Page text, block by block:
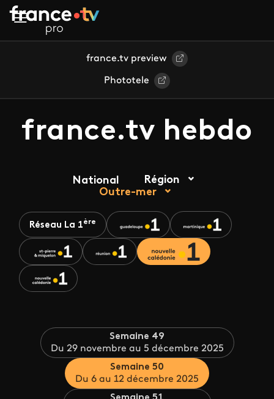
Aller au contenu principal
france.tv preview
Phototele
france.tv hebdo
National
Région
Outre-mer
Réseau La 1ère
Semaine 49
Du 29 novembre au 5 décembre 2025
Semaine 50
Du 6 au 12 décembre 2025